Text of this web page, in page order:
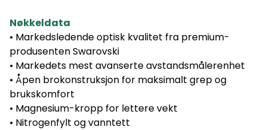
Nøkkeldata
• Markedsledende optisk kvalitet fra premium-
produsenten Swarovski
• Markedets mest avanserte avstandsmålerenhet
• Åpen brokonstruksjon for maksimalt grep og
brukskomfort
• Magnesium-kropp for lettere vekt
• Nitrogenfylt og vanntett